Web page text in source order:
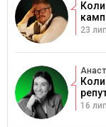
23
Коли
16